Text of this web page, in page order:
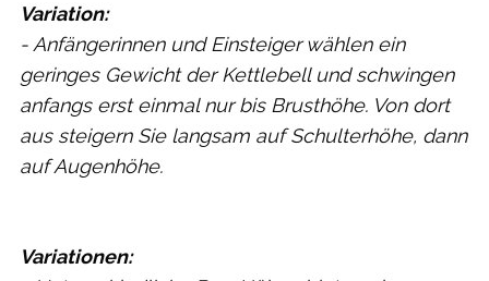
Variation:
- Anfängerinnen und Einsteiger wählen ein
geringes Gewicht der Kettlebell und schwingen
anfangs erst einmal nur bis Brusthöhe. Von dort
aus steigern Sie langsam auf Schulterhöhe, dann
auf Augenhöhe.
Variationen: